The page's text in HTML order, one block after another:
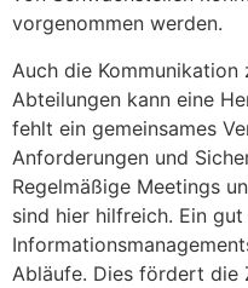
vorgenommen werden.
Auch die
Abteilungen kann eine
fehlt ein gemeinsames
Anforderungen und
Regelmäßige Meetings
sind hier hilfreich. Ein
Abläufe. Dies fördert die